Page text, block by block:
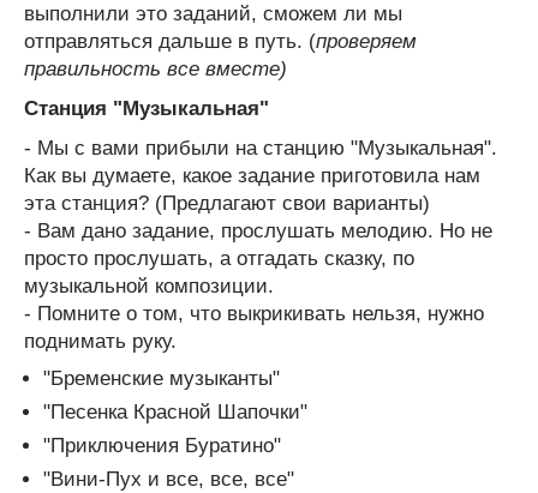
выполнили это заданий, сможем ли мы
отправляться дальше в путь. (проверяем
правильность все вместе)
Станция "Музыкальная"
- Мы с вами прибыли на станцию "Музыкальная".
Как вы думаете, какое задание приготовила нам
эта станция? (Предлагают свои варианты)
- Вам дано задание, прослушать мелодию. Но не
просто прослушать, а отгадать сказку, по
музыкальной композиции.
- Помните о том, что выкрикивать нельзя, нужно
поднимать руку.
"Бременские музыканты"
"Песенка Красной Шапочки"
"Приключения Буратино"
"Вини-Пух и все, все, все"